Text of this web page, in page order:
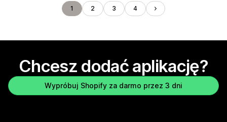
1 2 3 4
Chcesz dodać aplikację?
Wypróbuj Shopify za darmo przez 3 dni